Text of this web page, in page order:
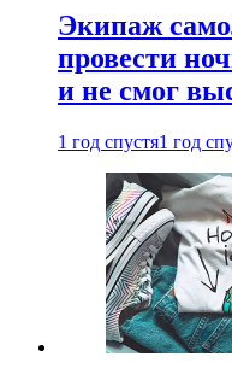
Экипаж
провести
и не смог
1 год спустя1 год